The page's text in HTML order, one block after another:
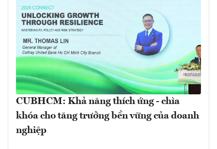
CUBHCM: Khả năng thích ứng - chìa
khóa cho tăng trưởng bền vững của doanh
nghiệp